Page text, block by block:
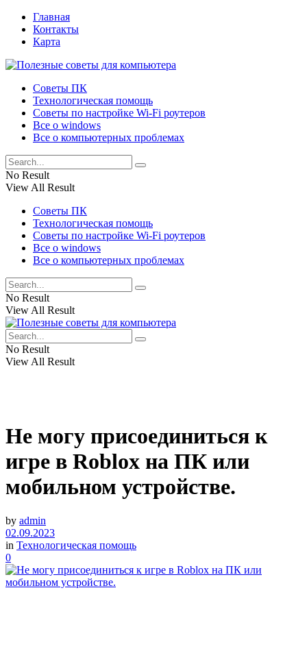
Главная
Контакты
Карта
Советы ПК
Технологическая помощь
Советы по настройке Wi-Fi роутеров
Все о windows
Все о компьютерных проблемах
No Result
View All Result
Советы ПК
Технологическая помощь
Советы по настройке Wi-Fi роутеров
Все о windows
Все о компьютерных проблемах
No Result
View All Result
No Result
View All Result
Не могу присоединиться к
игре в Roblox на ПК или
мобильном устройстве.
by admin
02.09.2023
in Технологическая помощь
0